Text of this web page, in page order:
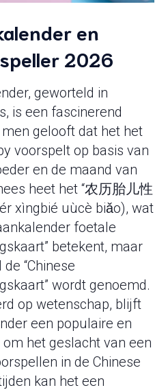
en
2026
geworteld in
is een fascinerend
gelooft dat het het
voorspelt op basis van
en de maand van
heet het “农历胎儿性
xìngbié uùcè biǎo), wat
foetale
betekent, maar
“Chinese
wordt genoemd.
op wetenschap, blijft
een populaire en
het geslacht van een
in de Chinese
kan het een